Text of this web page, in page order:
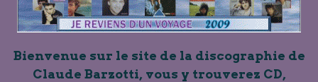
Bienvenue sur le site de la discographie de
Claude Barzotti, vous y trouverez CD,